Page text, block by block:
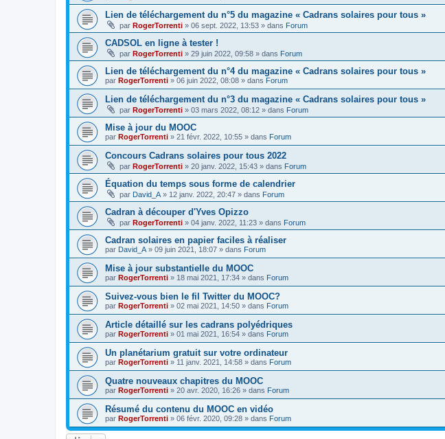
Lien de téléchargement du n°5 du magazine « Cadrans solaires pour tous »
par RogerTorrenti » 06 sept. 2022, 13:53 » dans Forum
CADSOL en ligne à tester !
par RogerTorrenti » 29 juin 2022, 09:58 » dans Forum
Lien de téléchargement du n°4 du magazine « Cadrans solaires pour tous »
par RogerTorrenti » 06 juin 2022, 08:08 » dans Forum
Lien de téléchargement du n°3 du magazine « Cadrans solaires pour tous »
par RogerTorrenti » 03 mars 2022, 08:12 » dans Forum
Mise à jour du MOOC
par RogerTorrenti » 21 févr. 2022, 10:55 » dans Forum
Concours Cadrans solaires pour tous 2022
par RogerTorrenti » 20 janv. 2022, 15:43 » dans Forum
Équation du temps sous forme de calendrier
par David_A » 12 janv. 2022, 20:47 » dans Forum
Cadran à découper d'Yves Opizzo
par RogerTorrenti » 04 janv. 2022, 11:23 » dans Forum
Cadran solaires en papier faciles à réaliser
par David_A » 09 juin 2021, 18:07 » dans Forum
Mise à jour substantielle du MOOC
par RogerTorrenti » 18 mai 2021, 17:34 » dans Forum
Suivez-vous bien le fil Twitter du MOOC?
par RogerTorrenti » 02 mai 2021, 14:50 » dans Forum
Article détaillé sur les cadrans polyédriques
par RogerTorrenti » 01 mai 2021, 16:54 » dans Forum
Un planétarium gratuit sur votre ordinateur
par RogerTorrenti » 11 janv. 2021, 14:58 » dans Forum
Quatre nouveaux chapitres du MOOC
par RogerTorrenti » 20 avr. 2020, 16:26 » dans Forum
Résumé du contenu du MOOC en vidéo
par RogerTorrenti » 06 févr. 2020, 09:28 » dans Forum